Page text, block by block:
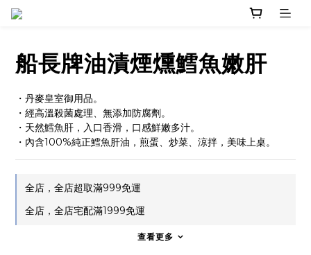
船長牌油漬煙燻鱈魚嫩肝
・丹麥皇室御用品。
・經高溫殺菌處理、無添加防腐劑。
・天然鱈魚肝，入口香滑，口感鮮嫩多汁。
・內含100%純正鱈魚肝油，煎蛋、炒菜、涼拌，美味上桌。
全店，全店超取滿999免運
全店，全店宅配滿1999免運
查看更多